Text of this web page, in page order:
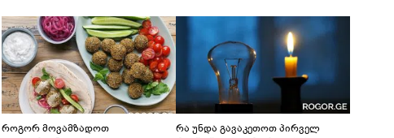
როგორ მოვამზადოთ
რა უნდა გავაკეთოთ პირველ